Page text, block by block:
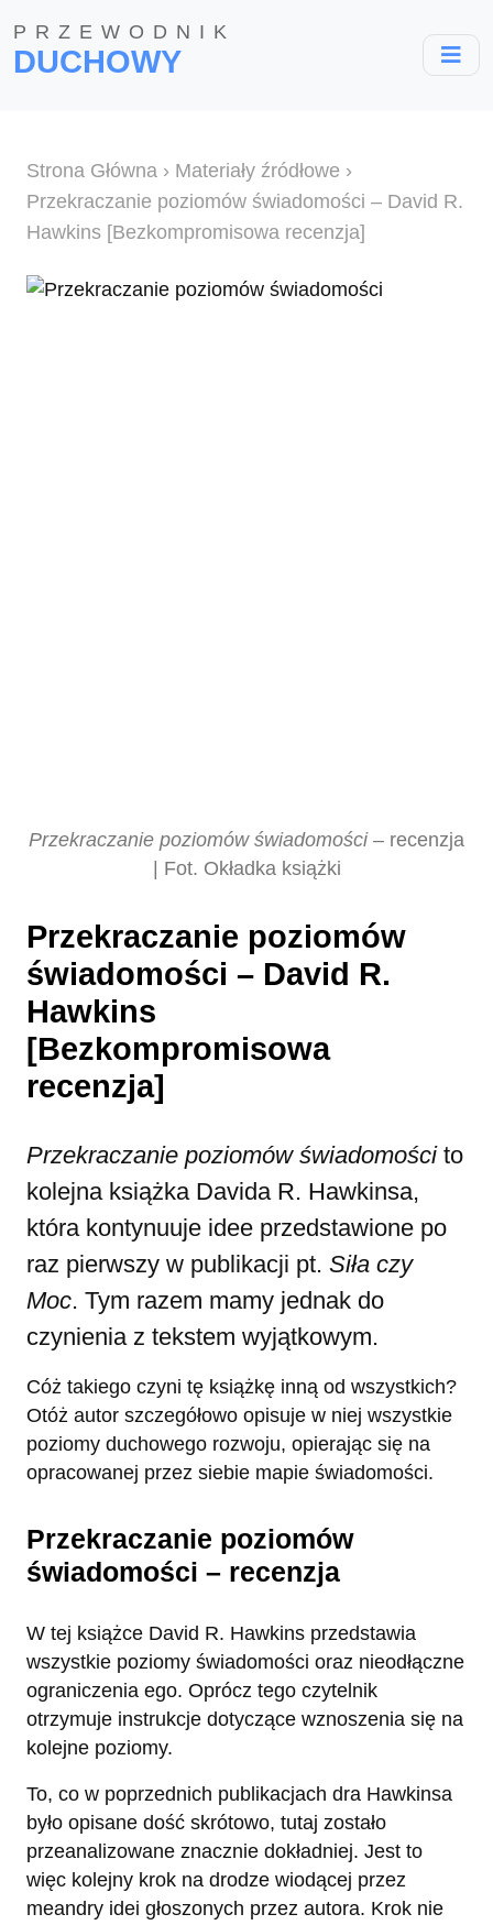
PRZEWODNIK
DUCHOWY
Strona Główna › Materiały źródłowe ›
Przekraczanie poziomów świadomości – David R.
Hawkins [Bezkompromisowa recenzja]
Przekraczanie poziomów świadomości– recenzja
| Fot. Okładka książki
Przekraczanie poziomów
świadomości – David R.
Hawkins
[Bezkompromisowa
recenzja]
Przekraczanie poziomów świadomościto
kolejna książka Davida R. Hawkinsa,
która kontynuuje idee przedstawione po
raz pierwszy w publikacji pt. Siła czy
Moc. Tym razem mamy jednak do
czynienia z tekstem wyjątkowym.
Cóż takiego czyni tę książkę inną od wszystkich?
Otóż autor szczegółowo opisuje w niej wszystkie
poziomy duchowego rozwoju, opierając się na
opracowanej przez siebie mapie świadomości.
Przekraczanie poziomów
świadomości – recenzja
W tej książce David R. Hawkins przedstawia
wszystkie poziomy świadomości oraz nieodłączne
ograniczenia ego. Oprócz tego czytelnik
otrzymuje instrukcje dotyczące wznoszenia się na
kolejne poziomy.
To, co w poprzednich publikacjach dra Hawkinsa
było opisane dość skrótowo, tutaj zostało
przeanalizowane znacznie dokładniej. Jest to
więc kolejny krok na drodze wiodącej przez
meandry idei głoszonych przez autora. Krok nie